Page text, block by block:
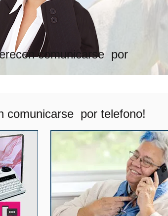
comunicarse por
comunicarse por telefono!